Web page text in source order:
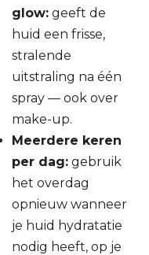
glow: geeft de
huid een frisse,
stralende
uitstraling na één
spray — ook over
make-up.
Meerdere keren
per dag: gebruik
het overdag
opnieuw wanneer
je huid hydratatie
nodig heeft, op je